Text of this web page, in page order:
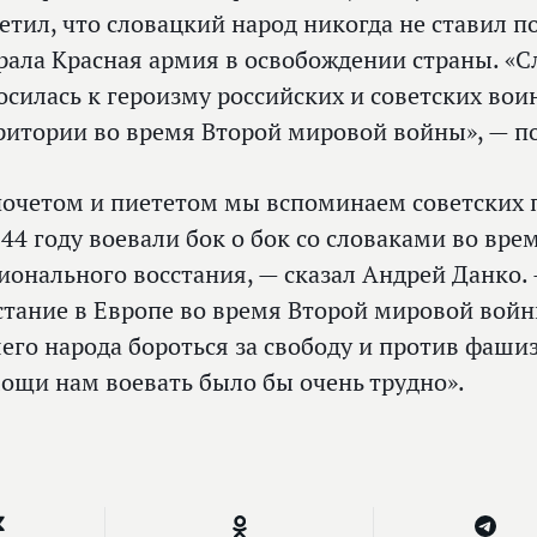
что словацкий народ никогда не ставил
Красная армия в освобождении страны.
к героизму российских и советских
во время Второй мировой войны», —
и пиететом мы вспоминаем советских
году воевали бок о бок со словаками во
восстания, —сказал Андрей
в Европе во время Второй мировой
народа бороться за свободу и против
нам воевать было бы очень трудно».